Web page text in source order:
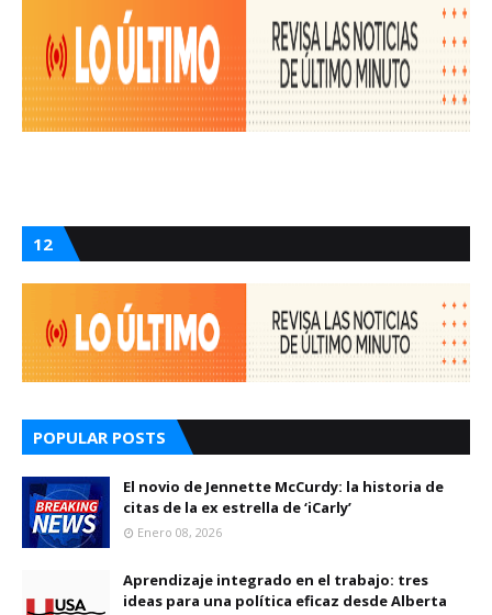
12
POPULAR POSTS
El novio de Jennette McCurdy: la historia de
citas de la ex estrella de ‘iCarly’
Enero 08, 2026
Aprendizaje integrado en el trabajo: tres
ideas para una política eficaz desde Alberta